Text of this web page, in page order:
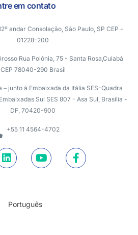
em contato
andar Consolação, São Paulo, SP CEP -
01228-200
Rua Polônia, 75 - Santa Rosa,Cuiabá
CEP 78040-290 Brasil
– junto à Embaixada da Itália SES-Quadra
Sul SES 807 - Asa Sul, Brasília -
DF, 70420-900
+55 11 4564-4702
Português